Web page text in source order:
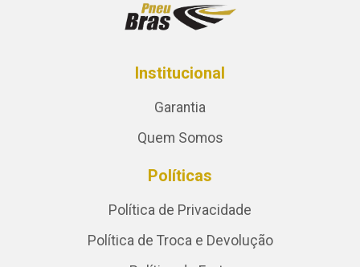
Institucional
Garantia
Quem Somos
Políticas
Política de Privacidade
Política de Troca e Devolução